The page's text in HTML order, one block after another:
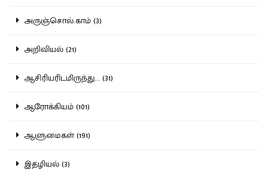
அருஞ்சொல்.காம் (3)
அறிவியல் (21)
ஆசிரியரிடமிருந்து... (31)
ஆரோக்கியம் (101)
ஆளுமைகள் (191)
இதழியல் (3)